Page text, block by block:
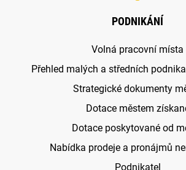
PODNIKÁNÍ
Volná pracovní místa
Přehled malých a středních
Strategické dokumenty
Dotace městem
Dotace poskytované od
Nabídka prodeje a pronájmů
Podnikatel